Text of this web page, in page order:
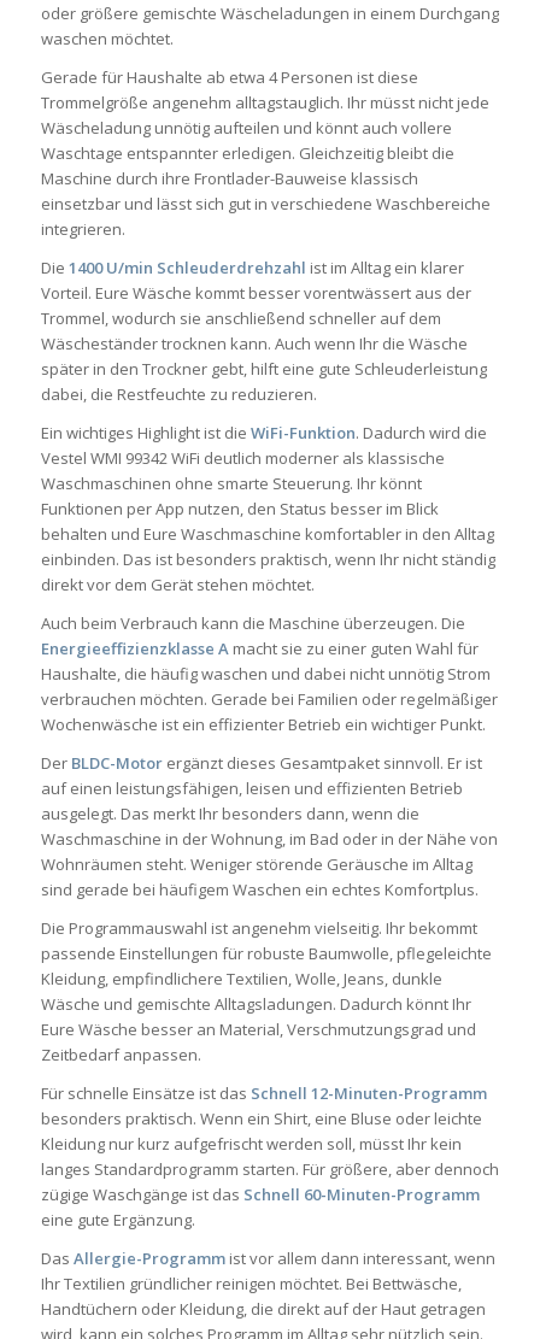
oder größere gemischte Wäscheladungen in einem Durchgang
waschen möchtet.
Gerade für Haushalte ab etwa 4 Personen ist diese
Trommelgröße angenehm alltagstauglich. Ihr müsst nicht jede
Wäscheladung unnötig aufteilen und könnt auch vollere
Waschtage entspannter erledigen. Gleichzeitig bleibt die
Maschine durch ihre Frontlader-Bauweise klassisch
einsetzbar und lässt sich gut in verschiedene Waschbereiche
integrieren.
Die 1400 U/min Schleuderdrehzahl ist im Alltag ein klarer
Vorteil. Eure Wäsche kommt besser vorentwässert aus der
Trommel, wodurch sie anschließend schneller auf dem
Wäscheständer trocknen kann. Auch wenn Ihr die Wäsche
später in den Trockner gebt, hilft eine gute Schleuderleistung
dabei, die Restfeuchte zu reduzieren.
Ein wichtiges Highlight ist die WiFi-Funktion. Dadurch wird die
Vestel WMI 99342 WiFi deutlich moderner als klassische
Waschmaschinen ohne smarte Steuerung. Ihr könnt
Funktionen per App nutzen, den Status besser im Blick
behalten und Eure Waschmaschine komfortabler in den Alltag
einbinden. Das ist besonders praktisch, wenn Ihr nicht ständig
direkt vor dem Gerät stehen möchtet.
Auch beim Verbrauch kann die Maschine überzeugen. Die
Energieeffizienzklasse Amacht sie zu einer guten Wahl für
Haushalte, die häufig waschen und dabei nicht unnötig Strom
verbrauchen möchten. Gerade bei Familien oder regelmäßiger
Wochenwäsche ist ein effizienter Betrieb ein wichtiger Punkt.
Der BLDC-Motorergänzt dieses Gesamtpaket sinnvoll. Er ist
auf einen leistungsfähigen, leisen und effizienten Betrieb
ausgelegt. Das merkt Ihr besonders dann, wenn die
Waschmaschine in der Wohnung, im Bad oder in der Nähe von
Wohnräumen steht. Weniger störende Geräusche im Alltag
sind gerade bei häufigem Waschen ein echtes Komfortplus.
Die Programmauswahl ist angenehm vielseitig. Ihr bekommt
passende Einstellungen für robuste Baumwolle, pflegeleichte
Kleidung, empfindlichere Textilien, Wolle, Jeans, dunkle
Wäsche und gemischte Alltagsladungen. Dadurch könnt Ihr
Eure Wäsche besser an Material, Verschmutzungsgrad und
Zeitbedarf anpassen.
Für schnelle Einsätze ist das Schnell 12-Minuten-Programm
besonders praktisch. Wenn ein Shirt, eine Bluse oder leichte
Kleidung nur kurz aufgefrischt werden soll, müsst Ihr kein
langes Standardprogramm starten. Für größere, aber dennoch
zügige Waschgänge ist das Schnell 60-Minuten-Programm
eine gute Ergänzung.
Das Allergie-Programmist vor allem dann interessant, wenn
Ihr Textilien gründlicher reinigen möchtet. Bei Bettwäsche,
Handtüchern oder Kleidung, die direkt auf der Haut getragen
wird, kann ein solches Programm im Alltag sehr nützlich sein.